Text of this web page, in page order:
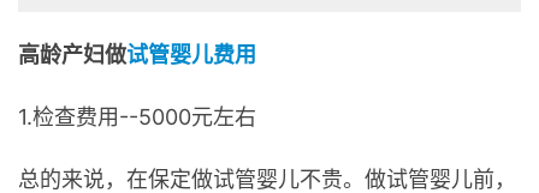
高龄产妇做试管婴儿费用
1.检查费用--5000元左右
总的来说，在保定做试管婴儿不贵。做试管婴儿前，